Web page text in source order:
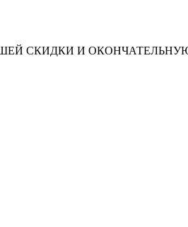
СКИДКИ И